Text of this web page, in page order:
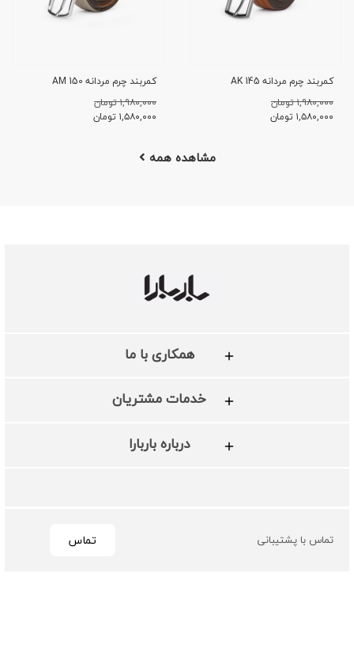
کمربند چرم مردانه AK 145
۱,۹۸۰,۰۰۰ تومان
۱,۵۸۰,۰۰۰ تومان
کمربند چرم مردانه AM 150
۱,۹۸۰,۰۰۰ تومان
۱,۵۸۰,۰۰۰ تومان
مشاهده همه
همکاری با ما
خدمات مشتریان
درباره باربارا
تماس با پشتیبانی تماس